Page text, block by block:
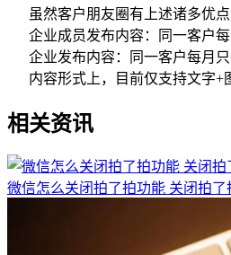
虽然客户朋友圈有上述诸多优点
企业成员发布内容：同一客户每
企业发布内容：同一客户每月只
内容形式上，目前仅支持文字+
相关资讯
微信怎么关闭拍了拍功能 关闭拍了